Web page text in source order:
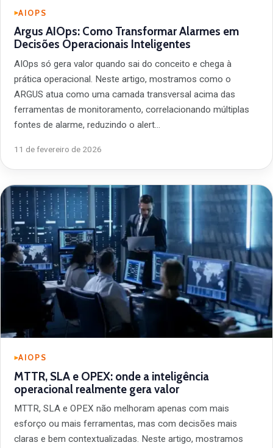
AIOPS
Argus AIOps: Como Transformar Alarmes em
Decisões Operacionais Inteligentes
AIOps só gera valor quando sai do conceito e chega à
prática operacional. Neste artigo, mostramos como o
ARGUS atua como uma camada transversal acima das
ferramentas de monitoramento, correlacionando múltiplas
fontes de alarme, reduzindo o alert…
11 de fevereiro de 2026
AIOPS
MTTR, SLA e OPEX: onde a inteligência
operacional realmente gera valor
MTTR, SLA e OPEX não melhoram apenas com mais
esforço ou mais ferramentas, mas com decisões mais
claras e bem contextualizadas. Neste artigo, mostramos